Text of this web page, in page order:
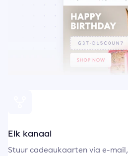
Elk kanaal
Stuur cadeaukaarten via e-mail,